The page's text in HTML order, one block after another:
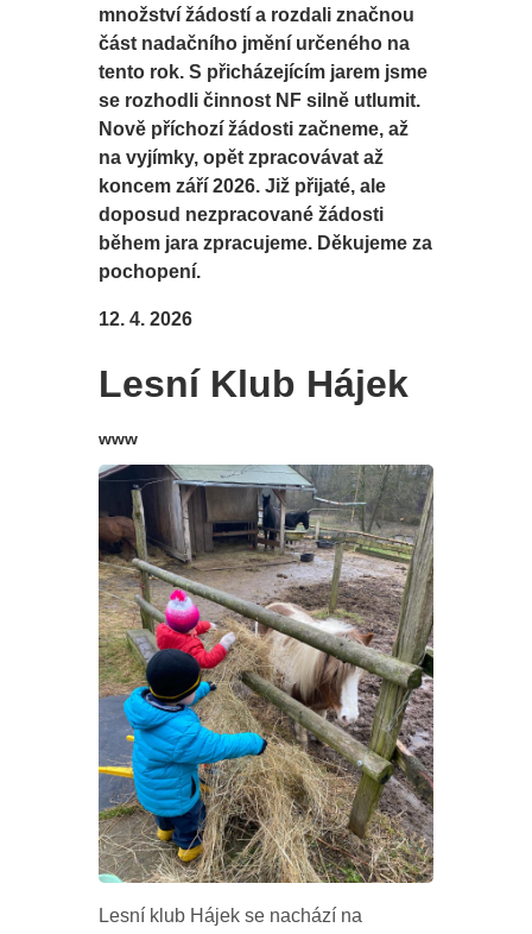
množství žádostí a rozdali značnou
část nadačního jmění určeného na
tento rok. S přicházejícím jarem jsme
se rozhodli činnost NF silně utlumit.
Nově příchozí žádosti začneme, až
na vyjímky, opět zpracovávat až
koncem září 2026. Již přijaté, ale
doposud nezpracované žádosti
během jara zpracujeme. Děkujeme za
pochopení.
12. 4. 2026
Lesní Klub Hájek
www
Lesní klub Hájek se nachází na